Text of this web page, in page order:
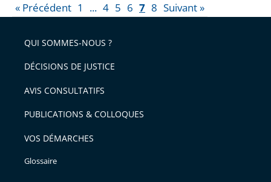
« Précédent 1 ... 4 5 6 7 8 Suivant »
QUI SOMMES-NOUS ?
DÉCISIONS DE JUSTICE
AVIS CONSULTATIFS
PUBLICATIONS & COLLOQUES
VOS DÉMARCHES
Glossaire